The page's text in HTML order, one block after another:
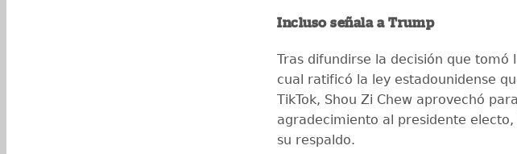
Incluso señala a Trump
Tras difundirse la decisión que tomó
cual ratificó la ley estadounidense
TikTok, Shou Zi Chew aprovechó
agradecimiento al presidente electo,
su respaldo.